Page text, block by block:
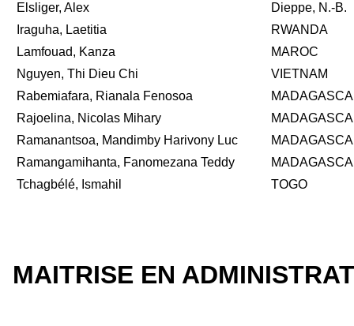
Elsliger, Alex
Dieppe, N.-B.
Iraguha, Laetitia
RWANDA
Lamfouad, Kanza
MAROC
Nguyen, Thi Dieu Chi
VIETNAM
Rabemiafara, Rianala Fenosoa
Rajoelina, Nicolas Mihary
Ramanantsoa, Mandimby Harivony Luc
Ramangamihanta, Fanomezana Teddy
Tchagbélé, Ismahil
TOGO
MAITRISE EN